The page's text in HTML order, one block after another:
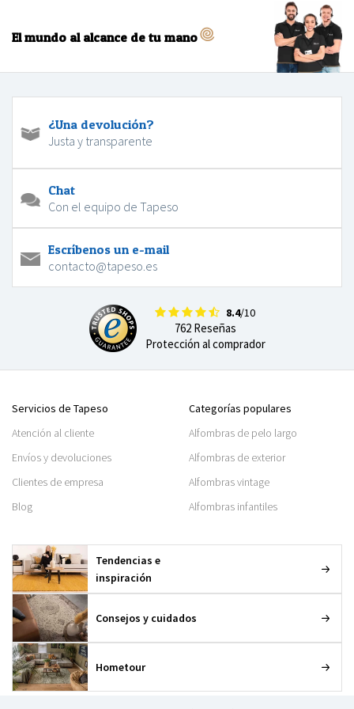
El mundo al alcance de tu mano
¿Una devolución?
Justa y transparente
Chat
Con el equipo de Tapeso
Escríbenos un e-mail
contacto@tapeso.es
8.4/10
762 Reseñas
Protección al comprador
Servicios de Tapeso
Atención al cliente
Envíos y devoluciones
Clientes de empresa
Blog
Categorías populares
Alfombras de pelo largo
Alfombras de exterior
Alfombras vintage
Alfombras infantiles
Tendencias e
inspiración
Consejos y cuidados
Hometour